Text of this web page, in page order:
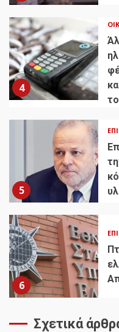
4
5
6
Σχετικά